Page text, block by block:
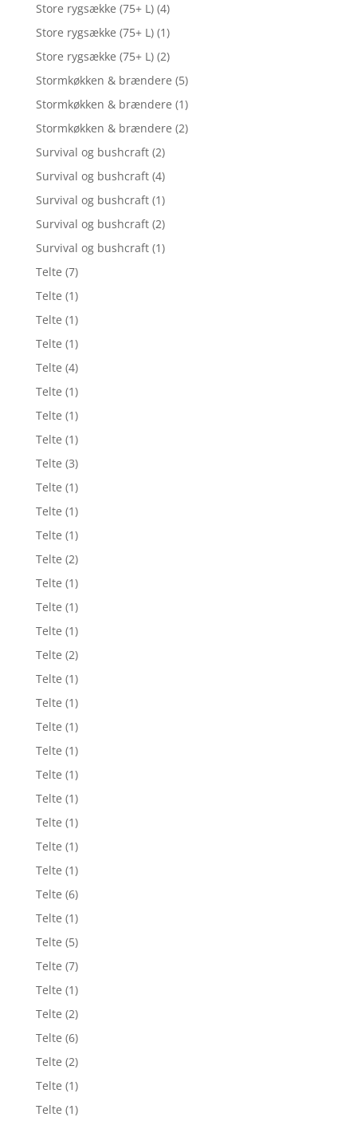
Store rygsække (75+ L) (4)
Store rygsække (75+ L) (1)
Store rygsække (75+ L) (2)
Stormkøkken & brændere (5)
Stormkøkken & brændere (1)
Stormkøkken & brændere (2)
Survival og bushcraft (2)
Survival og bushcraft (4)
Survival og bushcraft (1)
Survival og bushcraft (2)
Survival og bushcraft (1)
Telte (7)
Telte (1)
Telte (1)
Telte (1)
Telte (4)
Telte (1)
Telte (1)
Telte (1)
Telte (3)
Telte (1)
Telte (1)
Telte (1)
Telte (2)
Telte (1)
Telte (1)
Telte (1)
Telte (2)
Telte (1)
Telte (1)
Telte (1)
Telte (1)
Telte (1)
Telte (1)
Telte (1)
Telte (1)
Telte (1)
Telte (6)
Telte (1)
Telte (5)
Telte (7)
Telte (1)
Telte (2)
Telte (6)
Telte (2)
Telte (1)
Telte (1)